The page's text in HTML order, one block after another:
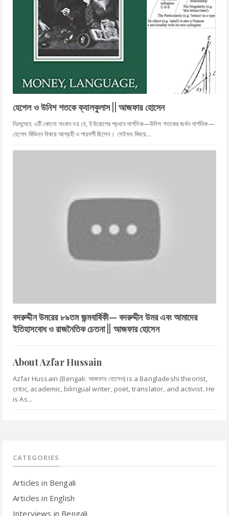
হেগেল ও উনিশ শতকে ক্যালকুলাস || আজফার হোসেন
নিঃসন্দেহে এটি কোনো সংবাদ নয় যে, ইউরোপের প্রধান দার্শনিক—উনিশ শতকের জর্মন দার্শনিক—
হেগেল বিভিন্ন বিষয়ে আগ্রহী ও পারদর্শী ছিলেন। সেইসব বিষয়ে...
বদরুদ্দীন উমরের ৮৯তম জন্মবার্ষিকী— বদরুদ্দীন উমর এবং আমাদের
ইতিহাসবোধ ও রাজনৈতিক চেতনা || আজফার হোসেন
About Azfar Hussain
Azfar Hussain (Bengali: আজফার হোসেন) is a Bangladeshi theorist,
critic, academic, bilingual writer, poet, translator, and activist. He
is As...
CATEGORIES
Articles in Bengali
Articles in English
Interviews in Bengali